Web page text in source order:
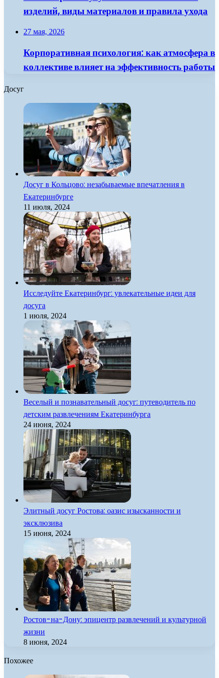
изделий, виды материалов и правила ухода
27 мая, 2026
Корпоративная психология: как атмосфера в
коллективе влияет на эффективность работы
Досуг
Досуг в Кольцово: незабываемые впечатления в
Екатеринбурге
11 июля, 2024
Исследуйте Екатеринбург: увлекательные идеи для
досуга
1 июля, 2024
Веселый и познавательный досуг: путеводитель по
детским развлечениям Екатеринбурга
24 июня, 2024
Элитный досуг Ростова: оазис изысканности и
эксклюзива
15 июня, 2024
Ростов-на-Дону: эпицентр развлечений и культурной
жизни
8 июня, 2024
Похожее